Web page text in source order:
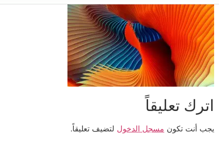
اترك تعليقاً
يجب أنت تكون مسجل الدخول لتضيف تعليقاً.